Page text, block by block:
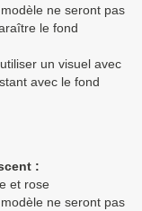
ne seront pas
le fond
un visuel avec
avec le fond
:
et rose
ne seront pas